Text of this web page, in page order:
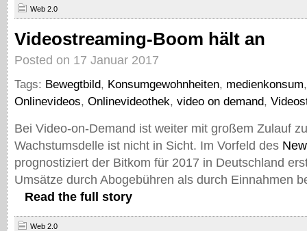
Web 2.0
Videostreaming-Boom hält an
Posted on 17 Januar 2017
Tags: Bewegtbild, Konsumgewohnheiten, medienkonsum
Onlinevideos, Onlinevideothek, video on demand,
Bei Video-on-Demand ist weiter mit großem Zulauf
Wachstumsdelle ist nicht in Sicht. Im Vorfeld des
prognostiziert der Bitkom für 2017 in Deutschland
Umsätze durch Abogebühren als durch Einnahmen
Read the full story
Web 2.0